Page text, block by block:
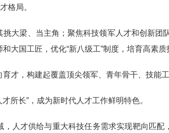
格局。
梁、当主角；聚焦科技领军人才和创新团
大国工匠，优化“新八级工”制度，培育高素
，构建起覆盖顶尖领军、青年骨干、技能工
所长”，成为新时代人才工作鲜明特色。
才供给与重大科技任务需求实现靶向匹配